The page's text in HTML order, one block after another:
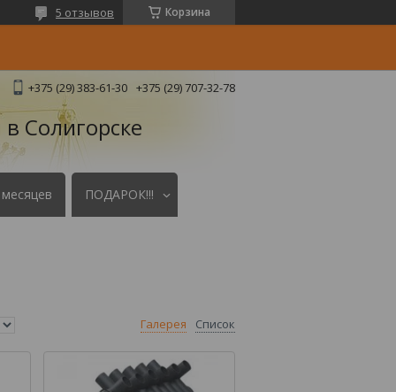
Корзина
5 отзывов
+375 (29) 383-61-30 +375 (29) 707-32-78
Солигорске
ПОДАРОК!!!
Галерея Список